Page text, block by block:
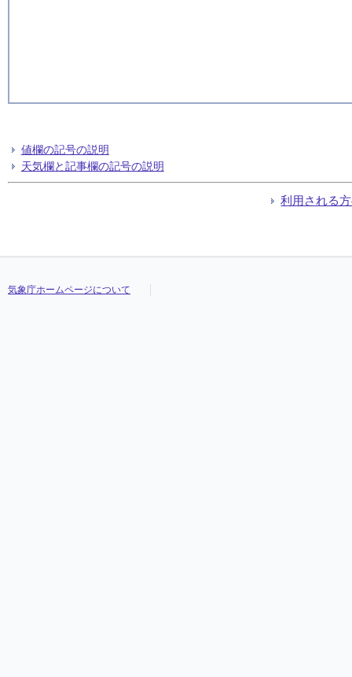
値欄の記号の説明
天気欄と記事欄の記号の説明
利用される
気象庁ホームページについて